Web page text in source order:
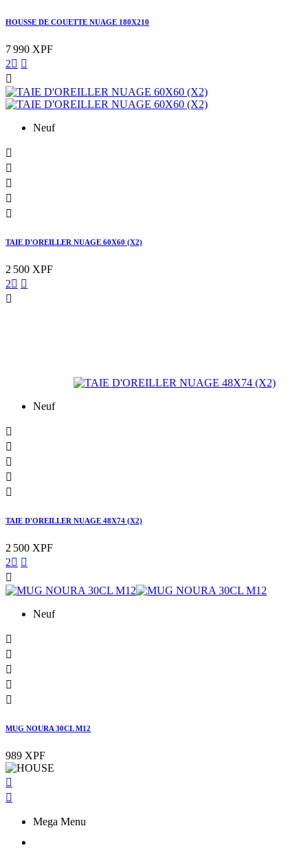
HOUSSE DE COUETTE NUAGE 180X210
7 990 XPF
2 

Neuf





TAIE D'OREILLER NUAGE 60X60 (X2)
2 500 XPF
2 

Neuf





TAIE D'OREILLER NUAGE 48X74 (X2)
2 500 XPF
2 

Neuf





MUG NOURA 30CL M12
989 XPF


Mega Menu